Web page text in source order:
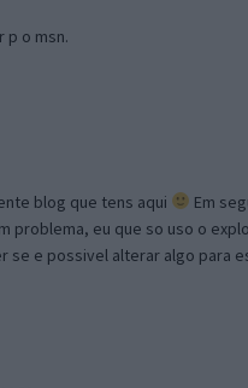
p o msn.
blog que tens aqui
Em
problema, eu que so uso o
se e possivel alterar algo para